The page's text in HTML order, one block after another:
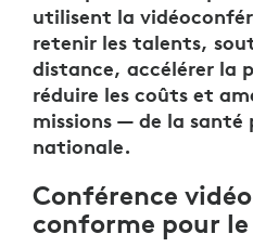
utilisent la
retenir les talents,
distance, accélérer la
réduire les coûts et
missions — de la
nationale.
Conférence
conforme pour